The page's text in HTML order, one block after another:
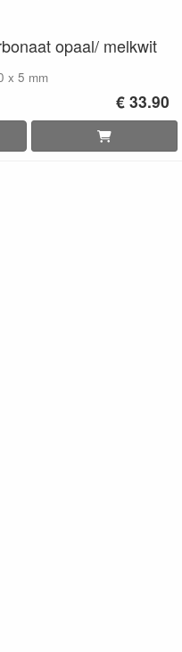
opaal/ melkwit
x 5 mm
€ 33.90